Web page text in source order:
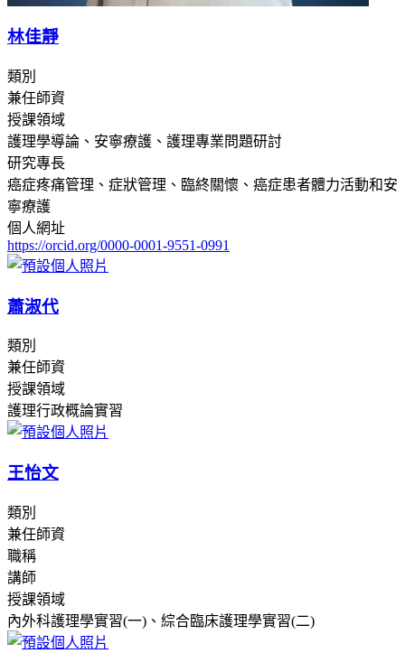
林佳靜
類別
兼任師資
授課領域
護理學導論、安寧療護、護理專業問題研討
研究專長
癌症疼痛管理、症狀管理、臨終關懷、癌症患者體力活動和安
寧療護
個人網址
https://orcid.org/0000-0001-9551-0991
蕭淑代
類別
兼任師資
授課領域
護理行政概論實習
王怡文
類別
兼任師資
職稱
講師
授課領域
內外科護理學實習(一)、綜合臨床護理學實習(二)